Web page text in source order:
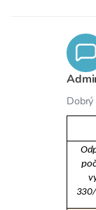
Dobrý